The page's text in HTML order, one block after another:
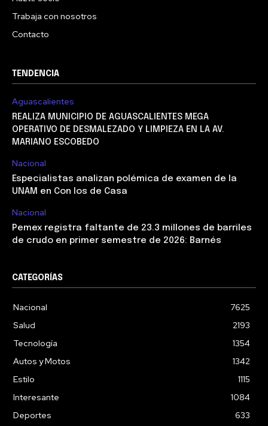
Trabaja con nosotros
Contacto
TENDENCIA
Aguascalientes
REALIZA MUNICIPIO DE AGUASCALIENTES MEGA
OPERATIVO DE DESMALEZADO Y LIMPIEZA EN LA AV.
MARIANO ESCOBEDO
Nacional
Especialistas analizan polémica de examen de la
UNAM en Con los de Casa
Nacional
Pemex registra faltante de 23.3 millones de barriles
de crudo en primer semestre de 2026: Barnés
CATEGORÍAS
Nacional
7625
Salud
2193
Tecnología
1354
Autos y Motos
1342
Estilo
1115
Interesante
1084
Deportes
633